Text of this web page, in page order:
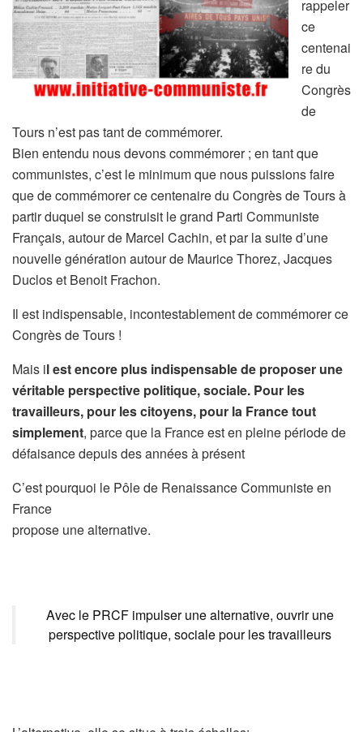
rappeler
ce
centenai
re du
Congrès
de
Tours n’est pas tant de commémorer.
Bien entendu nous devons commémorer ; en tant que
communistes, c’est le minimum que nous puissions faire
que de commémorer ce centenaire du Congrès de Tours à
partir duquel se construisit le grand Parti Communiste
Français, autour de Marcel Cachin, et par la suite d’une
nouvelle génération autour de Maurice Thorez, Jacques
Duclos et Benoit Frachon.
Il est indispensable, incontestablement de commémorer ce
Congrès de Tours !
Mais il est encore plus indispensable de proposer une
véritable perspective politique, sociale. Pour les
travailleurs, pour les citoyens, pour la France tout
simplement, parce que la France est en pleine période de
défaisance depuis des années à présent
C’est pourquoi le Pôle de Renaissance Communiste en
France
propose une alternative.
Avec le PRCF impulser une alternative, ouvrir une
perspective politique, sociale pour les travailleurs